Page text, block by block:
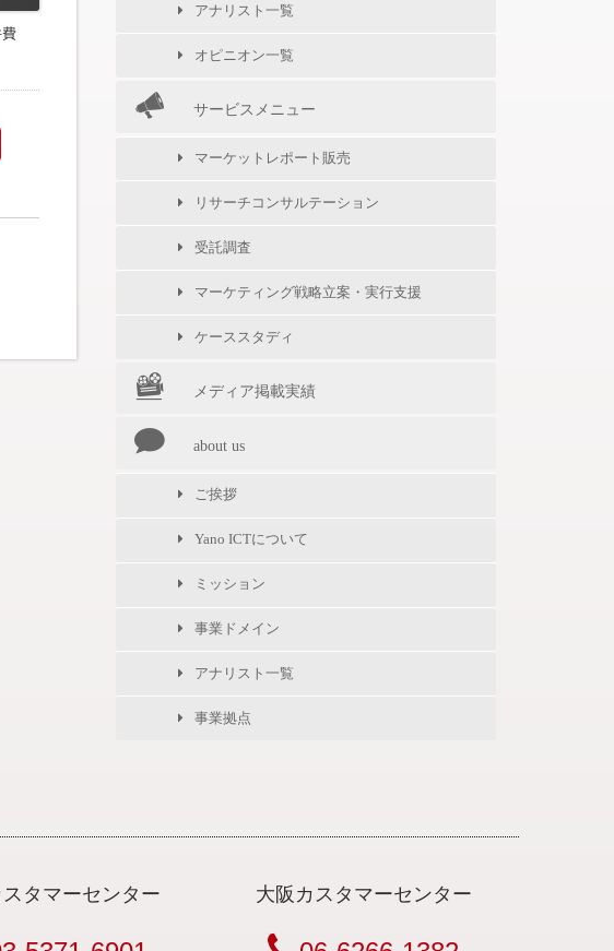
アナリスト一覧
オピニオン一覧
サービスメニュー
マーケットレポート販売
リサーチコンサルテーション
受託調査
マーケティング戦略立案・実行支援
ケーススタディ
メディア掲載実績
about us
ご挨拶
Yano ICTについて
ミッション
事業ドメイン
アナリスト一覧
事業拠点
タマーセンター 大阪カスタマーセンター